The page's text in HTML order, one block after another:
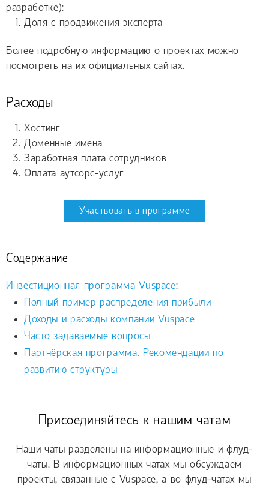
разработке):
Доля с продвижения эксперта
Более подробную информацию о проектах можно
посмотреть на их официальных сайтах.
Расходы
Хостинг
Доменные имена
Заработная плата сотрудников
Оплата аутсорс-услуг
Участвовать в программе
Содержание
Инвестиционная программа Vuspace:
Полный пример распределения прибыли
Доходы и расходы компании Vuspace
Часто задаваемые вопросы
Партнёрская программа. Рекомендации по
развитию структуры
Присоединяйтесь к нашим чатам
Наши чаты разделены на информационные и флуд-
чаты. В информационных чатах мы обсуждаем
проекты, связанные с Vuspace, а во флуд-чатах мы